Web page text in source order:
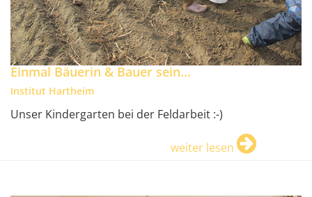
Einmal Bäuerin & Bauer sein...
Institut Hartheim
Unser Kindergarten bei der Feldarbeit :-)
weiter lesen